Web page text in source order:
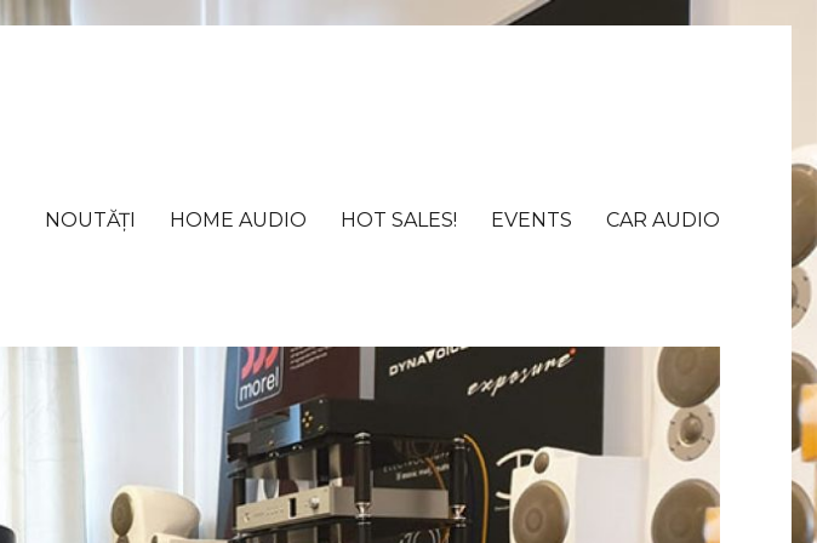
NOUTĂȚI HOME AUDIO HOT SALES! EVENTS CAR AUDIO